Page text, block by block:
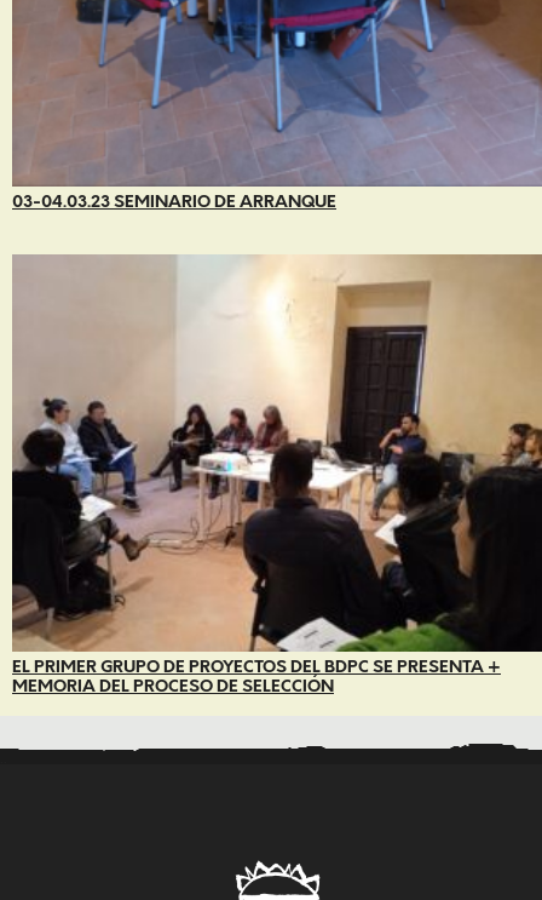
03-04.03.23 SEMINARIO DE ARRANQUE
EL PRIMER GRUPO DE PROYECTOS DEL BDPC SE PRESENTA +
MEMORIA DEL PROCESO DE SELECCIÓN